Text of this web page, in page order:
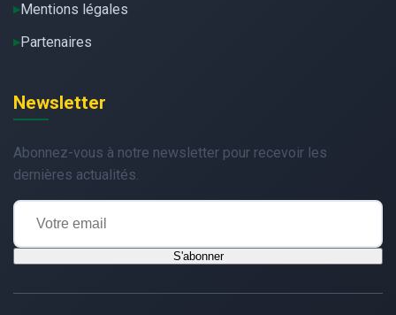
Mentions légales
Partenaires
Newsletter
Abonnez-vous à notre newsletter pour recevoir les
dernières actualités.
S'abonner